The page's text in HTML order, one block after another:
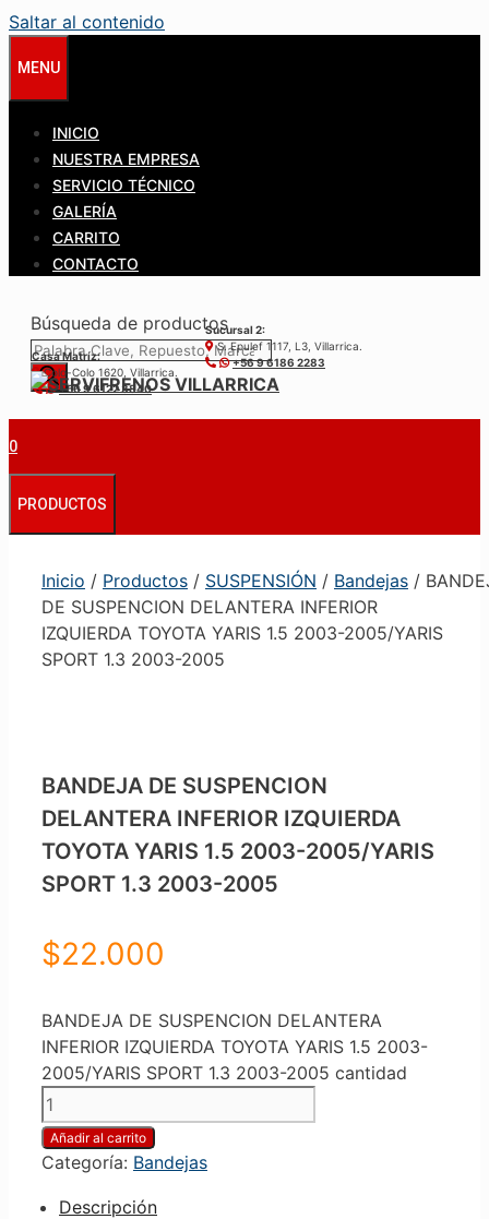
Saltar al contenido
MENU
INICIO
NUESTRA EMPRESA
SERVICIO TÉCNICO
GALERÍA
CARRITO
CONTACTO
Búsqueda de productos
Casa Matríz:
Colo-Colo 1620, Villarrica.
+56 9 6122 3840
Sucursal 2:
S. Epulef 1117, L3, Villarrica.
+56 9 6186 2283
0
PRODUCTOS
Inicio / Productos / SUSPENSIÓN / Bandejas /
DE SUSPENCION DELANTERA INFERIOR
IZQUIERDA TOYOTA YARIS 1.5 2003-2005/YARIS
SPORT 1.3 2003-2005
BANDEJA DE SUSPENCION
DELANTERA INFERIOR IZQUIERDA
TOYOTA YARIS 1.5 2003-2005/YARIS
SPORT 1.3 2003-2005
$22.000
BANDEJA DE SUSPENCION DELANTERA
INFERIOR IZQUIERDA TOYOTA YARIS 1.5 2003-
2005/YARIS SPORT 1.3 2003-2005 cantidad
Añadir al carrito
Categoría: Bandejas
Descripción